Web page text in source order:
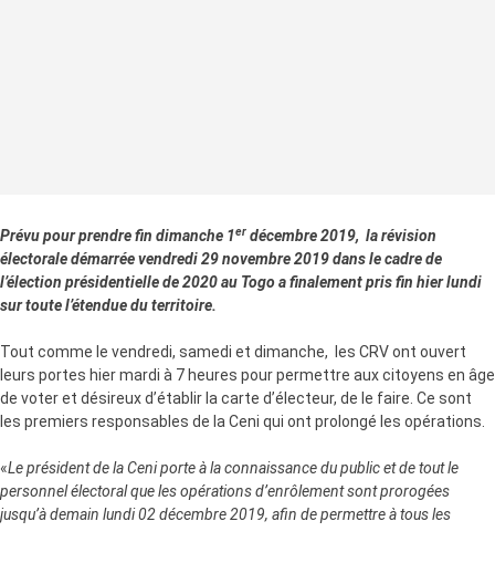
Prévu pour prendre fin dimanche 1er décembre 2019, la révision
électorale démarrée vendredi 29 novembre 2019 dans le cadre de
l’élection présidentielle de 2020 au Togo a finalement pris fin hier lundi
sur toute l’étendue du territoire.
Tout comme le vendredi, samedi et dimanche, les CRV ont ouvert
leurs portes hier mardi à 7 heures pour permettre aux citoyens en âge
de voter et désireux d’établir la carte d’électeur, de le faire. Ce sont
les premiers responsables de la Ceni qui ont prolongé les opérations.
«Le président de la Ceni porte à la connaissance du public et de tout le
personnel électoral que les opérations d’enrôlement sont prorogées
jusqu’à demain lundi 02 décembre 2019, afin de permettre à tous les